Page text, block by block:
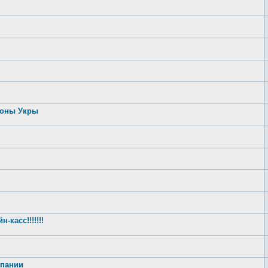
Укры
касс!!!!!!!